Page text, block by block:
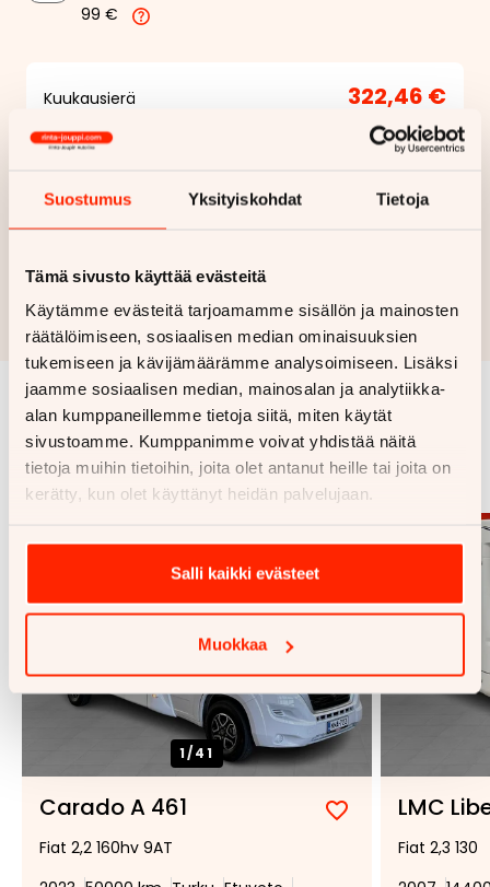
Suostumus Yksityiskohdat Tietoja
Tämä sivusto käyttää evästeitä
Käytämme evästeitä tarjoamamme sisällön ja mainosten
räätälöimiseen, sosiaalisen median ominaisuuksien
tukemiseen ja kävijämäärämme analysoimiseen. Lisäksi
jaamme sosiaalisen median, mainosalan ja analytiikka-
alan kumppaneillemme tietoja siitä, miten käytät
sivustoamme. Kumppanimme voivat yhdistää näitä
tietoja muihin tietoihin, joita olet antanut heille tai joita on
kerätty, kun olet käyttänyt heidän palvelujaan.
Salli kaikki evästeet
Muokkaa
99 €
Kuukausierä 322,46 €
Näytähintaerittely
Haluan myös tarjouksen vakuutuksesta
Hae rahoitustarjous
Rahoituslaskelma on suuntaa antava ja edellyttää hyväksytyn
luottopäätöksen ja kaskovakuutuksen.
Samankaltaisia ajoneuvoja
Katso kaikki
1/41
Carado A 461
Lisää
suosikiksi
Poista
suosikeista
Fiat 2,2 160hv 9AT
LMC
Fiat 2,3 130